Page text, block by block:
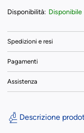
Disponibilità: Disponibile
Spedizioni e resi
Pagamenti
Assistenza
Descrizione